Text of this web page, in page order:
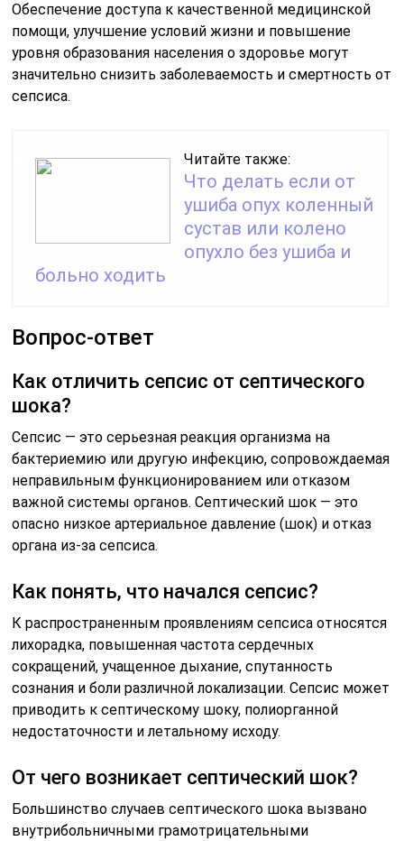
Обеспечение доступа к качественной медицинской
помощи, улучшение условий жизни и повышение
уровня образования населения о здоровье могут
значительно снизить заболеваемость и смертность от
сепсиса.
Читайте также:
Что делать если от
ушиба опух коленный
сустав или колено
опухло без ушиба и
больно ходить
Вопрос-ответ
Как отличить сепсис от септического
шока?
Сепсис — это серьезная реакция организма на
бактериемию или другую инфекцию, сопровождаемая
неправильным функционированием или отказом
важной системы органов. Септический шок — это
опасно низкое артериальное давление (шок) и отказ
органа из-за сепсиса.
Как понять, что начался сепсис?
К распространенным проявлениям сепсиса относятся
лихорадка, повышенная частота сердечных
сокращений, учащенное дыхание, спутанность
сознания и боли различной локализации. Сепсис может
приводить к септическому шоку, полиорганной
недостаточности и летальному исходу.
От чего возникает септический шок?
Большинство случаев септического шока вызвано
внутрибольничными грамотрицательными